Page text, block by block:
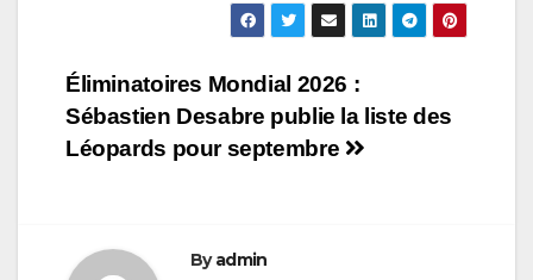
Navigation
de
Éliminatoires Mondial 2026 :
Sébastien Desabre publie la liste des
Léopards pour septembre
Byadmin